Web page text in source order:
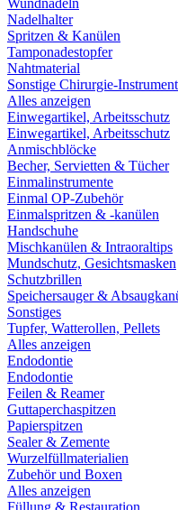
Wundnadeln
Nadelhalter
Spritzen & Kanülen
Tamponadestopfer
Nahtmaterial
Sonstige Chirurgie-
Alles anzeigen
Einwegartikel, Arbeitsschutz
Einwegartikel, Arbeitsschutz
Anmischblöcke
Becher, Servietten & Tücher
Einmalinstrumente
Einmal OP-Zubehör
Einmalspritzen & -kanülen
Handschuhe
Mischkanülen & Intraoraltips
Mundschutz, Gesichtsmasken
Schutzbrillen
Speichersauger &
Sonstiges
Tupfer, Watterollen, Pellets
Alles anzeigen
Endodontie
Endodontie
Feilen & Reamer
Guttaperchaspitzen
Papierspitzen
Sealer & Zemente
Wurzelfüllmaterialien
Zubehör und Boxen
Alles anzeigen
Füllung & Restauration